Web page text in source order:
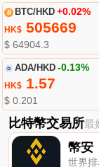
BTC/HKD +0.02%
HK$505669
$ 64904.3
ADA/HKD -0.13%
HK$1.57
$ 0.201
比特幣交易所最
幣安
世界